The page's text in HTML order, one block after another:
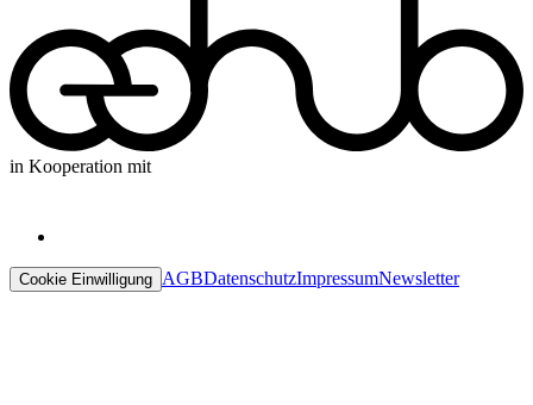
in Kooperation mit
Cookie Einwilligung AGBDatenschutzImpressumNewsletter